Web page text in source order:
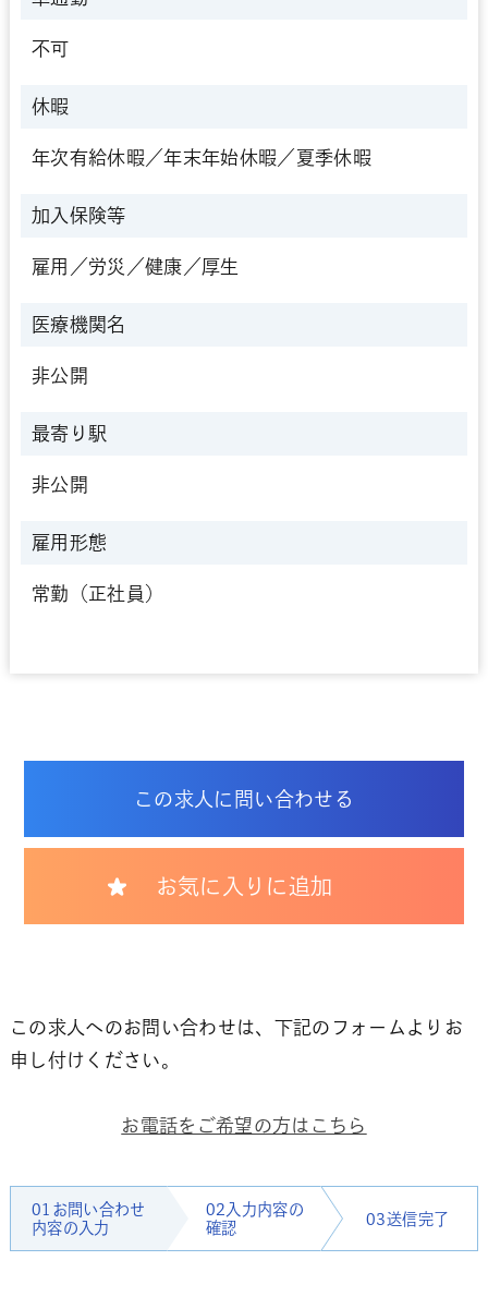
不可
休暇
年次有給休暇／年末年始休暇／夏季休暇
加入保険等
雇用／労災／健康／厚生
医療機関名
非公開
最寄り駅
非公開
雇用形態
常勤（正社員）
この求人に問い合わせる
お気に入りに追加
この求人へのお問い合わせは、下記のフォームよりお
申し付けください。
お電話をご希望の方はこちら
01お問い合わせ
内容の入力
02入力内容の
確認
03送信完了